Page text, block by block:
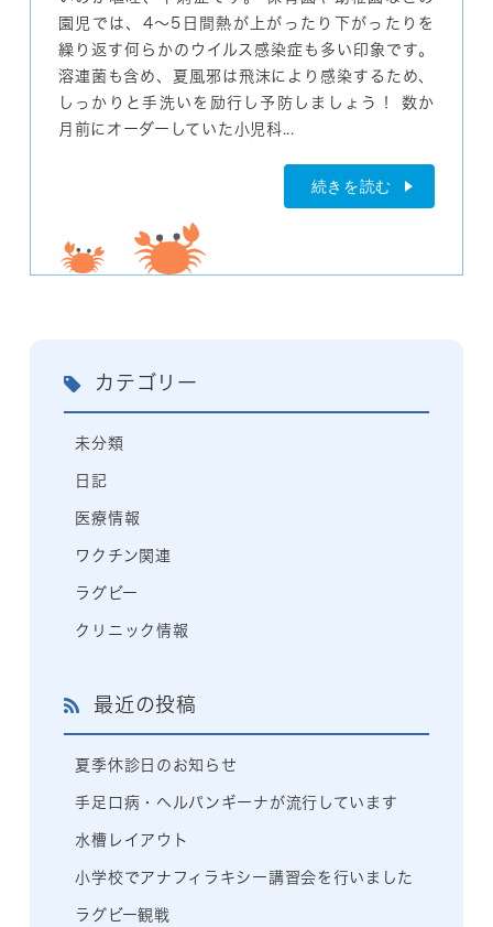
園児では、4～5日間熱が上がったり下がったりを
繰り返す何らかのウイルス感染症も多い印象です。
溶連菌も含め、夏風邪は飛沫により感染するため、
しっかりと手洗いを励行し予防しましょう！ 数か
月前にオーダーしていた小児科...
続きを読む
カテゴリー
未分類
日記
医療情報
ワクチン関連
ラグビー
クリニック情報
最近の投稿
夏季休診日のお知らせ
手足口病・ヘルパンギーナが流行しています
水槽レイアウト
小学校でアナフィラキシー講習会を行いました
ラグビー観戦